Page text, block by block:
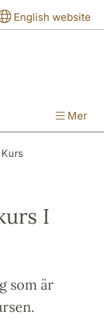
English website
Mer
Kurs
I
som är